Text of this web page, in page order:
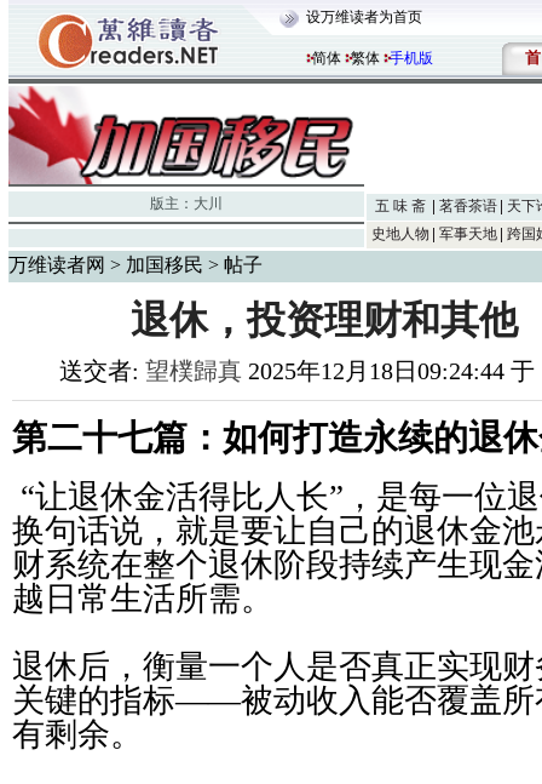
设万维读者为首页
简体 繁体 手机版 首
版主： 大川 五 味 斋 茗香茶语
天下
史地人物
军事天地 跨国
万维读者网 > 加国移民 > 帖子
退休，投资理财和其他
送交者: 望樸歸真 2025年12月18日09:24:44
第二十七篇：如何打造永续的退
“让退休金活得比人长”，是每一位
换句话说，就是要让自己的退休金
财系统在整个退休阶段持续产生现
越日常生活所需。
退休后，衡量一个人是否真正实现
关键的指标——被动收入能否覆盖所
有剩余。